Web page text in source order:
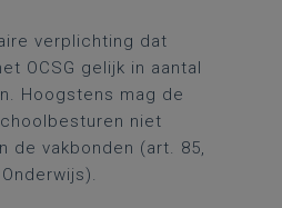
verplichting dat
OCSG gelijk in aantal
Hoogstens mag de
niet
de vakbonden (art. 85,